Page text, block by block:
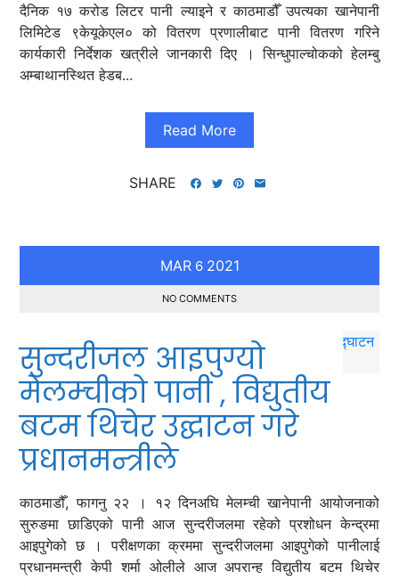
दैनिक १७ करोड लिटर पानी ल्याइने र काठमाडौँ उपत्यका खानेपानी
लिमिटेड ९केयूकेएल० को वितरण प्रणालीबाट पानी वितरण गरिने
कार्यकारी निर्देशक खत्रीले जानकारी दिए । सिन्धुपाल्चोकको हेलम्बु
अम्बाथानस्थित हेडब...
Read More
SHARE
MAR 6 2021
NO COMMENTS
सुन्दरीजल आइपुग्यो
मेलम्चीको पानी , विद्युतीय
बटम थिचेर उद्घाटन गरे
प्रधानमन्त्रीले
काठमाडौँ, फागनु २२ । १२ दिनअघि मेलम्ची खानेपानी आयोजनाको
सुरुङमा छाडिएको पानी आज सुन्दरीजलमा रहेको प्रशोधन केन्द्रमा
आइपुगेको छ । परीक्षणका क्रममा सुन्दरीजलमा आइपुगेको पानीलाई
प्रधानमन्त्री केपी शर्मा ओलीले आज अपरान्ह विद्युतीय बटम थिचेर